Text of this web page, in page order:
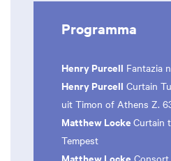
Programma
Henry Purcell Fantazia
Henry Purcell Curtain
uit Timon of Athens Z.
Matthew Locke Curtain
Tempest
Matthew Locke